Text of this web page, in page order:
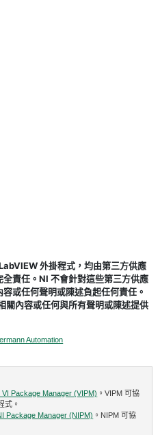
外掛程式，均由第三方供應
責任。NI 不會針對這些第三方供應
或任何聲明或陳述負起任何責任。
關內容或任何與所有聲明或陳述提供
Automation
VI Package Manager (VIPM) 。VIPM 可協
式。
Package Manager (NIPM) 。NIPM 可協